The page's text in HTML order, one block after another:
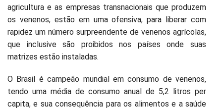
agricultura e as empresas transnacionais que produzem
os venenos, estão em uma ofensiva, para liberar com
rapidez um número surpreendente de venenos agrícolas,
que inclusive são proibidos nos países onde suas
matrizes estão instaladas.
O Brasil é campeão mundial em consumo de venenos,
tendo uma média de consumo anual de 5,2 litros per
capita, e sua consequência para os alimentos e a saúde